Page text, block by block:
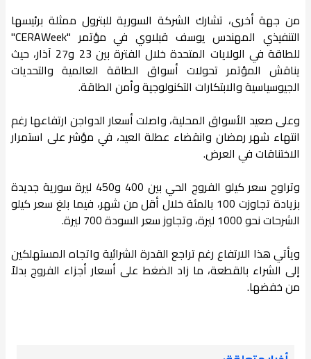
من جهة أخرى، تشارك الشركة السورية للبترول ممثلة برئيسها
التنفيذي المهندس يوسف قبلاوي في مؤتمر "CERAWeek"
للطاقة في الولايات المتحدة خلال الفترة بين 23 و27 آذار، حيث
يناقش المؤتمر تحولات أسواق الطاقة العالمية والتحديات
الجيوسياسية والابتكارات التكنولوجية وأمن الطاقة.
وعلى صعيد الأسواق المحلية، واصلت أسعار الدواجن ارتفاعها رغم
انتهاء شهر رمضان وانقضاء عطلة العيد، في مؤشر على استمرار
الاختناقات في العرض.
وتراوح سعر كيلو الفروج الحي بين 400 و450 ليرة سورية جديدة
بزيادة تجاوزت 100 بالمئة خلال أقل من شهر، فيما بلغ سعر كيلو
الشرحات نحو 1000 ليرة، وتجاوز سعر السودة 700 ليرة.
ويأتي هذا الارتفاع رغم تراجع القدرة الشرائية واتجاه المستهلكين
إلى الشراء بالقطعة، ما زاد الضغط على أسعار أجزاء الفروج بدلاً
من خفضها.